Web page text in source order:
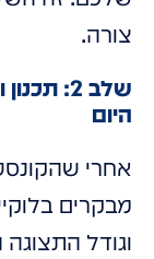
צורה.
שלב 2:
היום
אחרי
מבקרים
וגודל